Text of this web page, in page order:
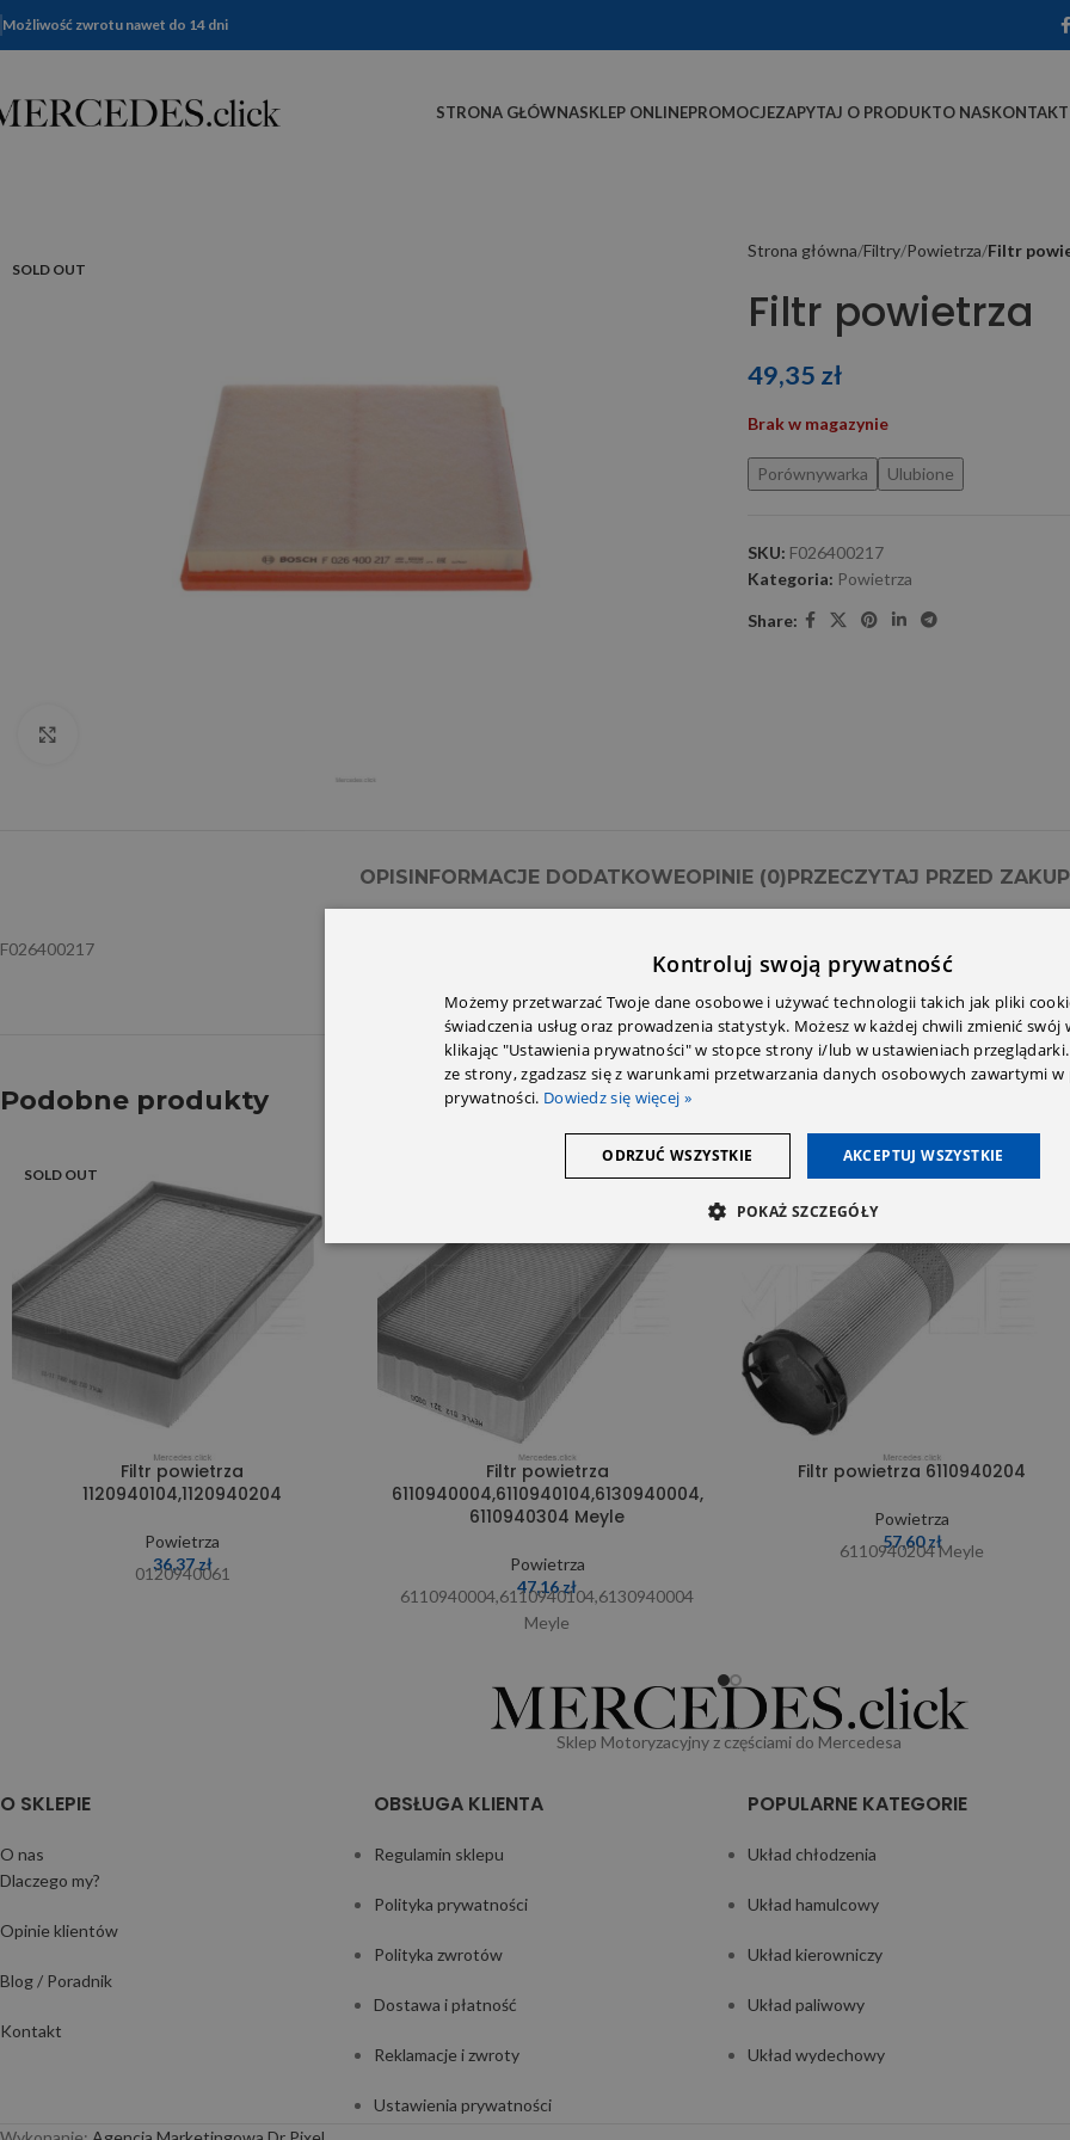
Możliwość zwrotu nawet do 14 dni
STRONA GŁÓWNASKLEP ONLINEPROMOCJEZAPYTAJ O PRODUKTO NASKONTAKT
SOLD OUT
Strona główna Filtry Powietrza Filtr
Filtr powietrza
49,35 zł
Brak w magazynie
Porównywarka Ulubione
SKU: F026400217
Kategoria: Powietrza
Share:
OPISINFORMACJE DODATKOWEOPINIE (0)PRZECZYTAJ PRZED
F026400217
Podobne produkty
SOLD OUT
Filtr powietrza
1120940104,1120940204
Powietrza
36,37zł
0120940061
Filtr powietrza
6110940004,6110940104,6130940004,
6110940304 Meyle
Powietrza
47,16zł
6110940004,6110940104,6130940004
Meyle
SOLD OUT
Filtr powietrza 6110940204
Powietrza
57,60zł
6110940204 Meyle
Sklep Motoryzacyjny z częściami do Mercedesa
O SKLEPIE
O nas
Dlaczego my?
Opinie klientów
Blog / Poradnik
Kontakt
OBSŁUGA KLIENTA
Regulamin sklepu
Polityka prywatności
Polityka zwrotów
Dostawa i płatność
Reklamacje i zwroty
Ustawienia prywatności
POPULARNE KATEGORIE
Układ chłodzenia
Układ hamulcowy
Układ kierowniczy
Układ paliwowy
Układ wydechowy
Kontroluj swoją prywatność
Możemy przetwarzać Twoje dane osobowe i używać technologii takich jak pliki
świadczenia usług oraz prowadzenia statystyk. Możesz w każdej chwili zmienić swój
klikając "Ustawienia prywatności" w stopce strony i/lub w ustawieniach
ze strony, zgadzasz się z warunkami przetwarzania danych osobowych zawartymi
prywatności. Dowiedz się więcej »
AKCEPTUJ WSZYSTKIE
ODRZUĆ WSZYSTKIE
POKAŻ SZCZEGÓŁY